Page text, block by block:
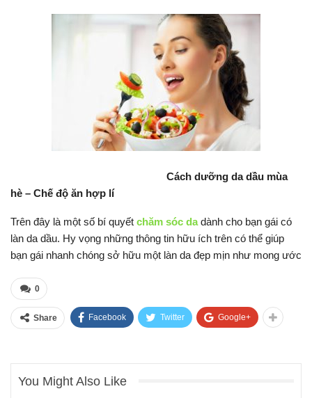
Cách dưỡng da dầu mùa
hè – Chế độ ăn hợp lí
Trên đây là một số bí quyết chăm sóc dadành cho bạn gái có
làn da dầu. Hy vọng những thông tin hữu ích trên có thể giúp
bạn gái nhanh chóng sở hữu một làn da đẹp mịn như mong ước
0
Share Facebook Twitter Google+
You Might Also Like